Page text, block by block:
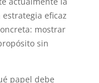
eficaz
mostrar
sin
papel debe